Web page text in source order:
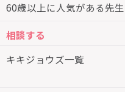
60歳以上に人気がある先生
相談する
キキジョウズ一覧